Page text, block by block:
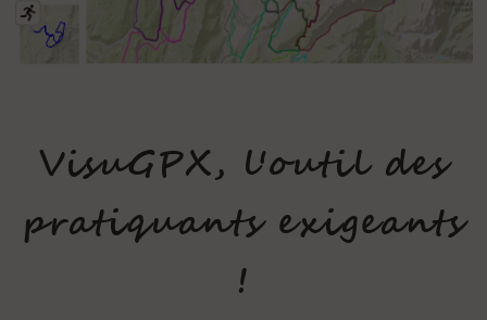
VisuGPX, l'outil des
pratiquants exigeants
!